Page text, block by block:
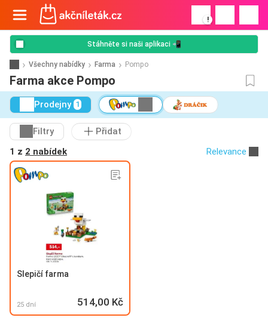
!
Stáhněte si naši aplikaci 📲
Všechny nabídky Farma Pompo
Farma akce Pompo
Prodejny 1
Filtry
Přidat
1 z 2 nabídek Relevance
Slepičí farma
25 dní 514,00 Kč